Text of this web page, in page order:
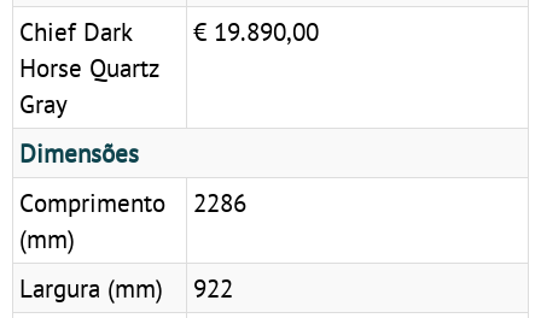
Chief Dark
Horse Quartz
Gray
€ 19.890,00
Dimensões
Comprimento
(mm)
2286
Largura (mm)
922